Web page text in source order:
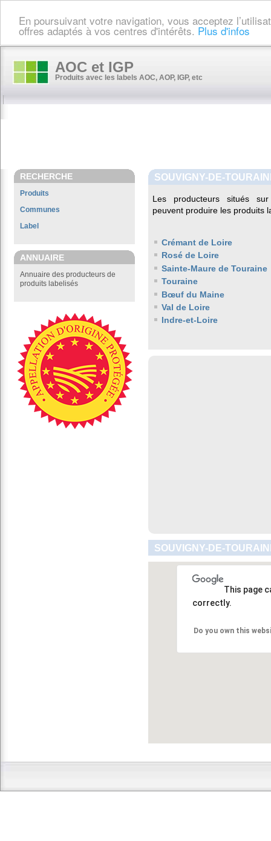
En poursuivant votre navigation, vous acceptez
offres adaptés à vos centres d'intérêts. Plus d'infos
AOC et IGP
Produits avec les labels AOC, AOP, IGP, etc
RECHERCHE
Produits
Communes
Label
ANNUAIRE
Annuaire des producteurs de
produits labelisés
SOUVIGNY-DE-
Les producteurs situés
peuvent produire les produits
Crémant de Loire
Rosé de Loire
Sainte-Maure de Touraine
Touraine
Bœuf du Maine
Val de Loire
Indre-et-Loire
SOUVIGNY-DE-
This page
correctly.
Do you own this